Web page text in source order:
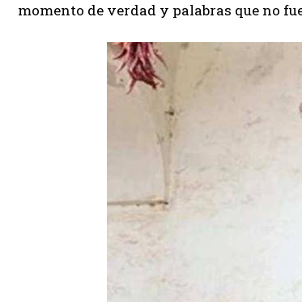
momento de verdad y palabras que no